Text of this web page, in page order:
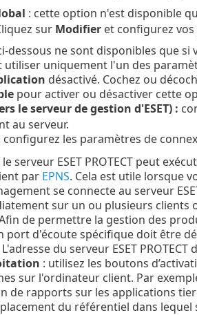
: cette option n'est disponible
sur Modifieret configurez vos
dessous ne sont disponibles que si
utiliser uniquement l'un des
désactivé. Cochez ou
pour activer ou désactiver cette
le serveur de gestion d'ESET) :
au serveur.
les paramètres de
le serveur ESET PROTECT peut
par EPNS. Cela est utile lorsque
se connecte au serveur
sur un ou plusieurs clients
de permettre la gestion des
port d'écoute spécifique doit être
du serveur ESET
: utilisez les boutons
sur l'ordinateur client. Par
de rapports sur les applications
du référentiel dans